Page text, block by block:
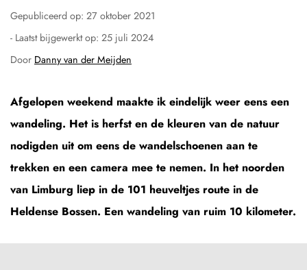
Gepubliceerd op: 27 oktober 2021
- Laatst bijgewerkt op: 25 juli 2024
Door Danny van der Meijden
Afgelopen weekend maakte ik eindelijk weer eens een
wandeling. Het is herfst en de kleuren van de natuur
nodigden uit om eens de wandelschoenen aan te
trekken en een camera mee te nemen. In het noorden
van Limburg liep in de 101 heuveltjes route in de
Heldense Bossen. Een wandeling van ruim 10 kilometer.